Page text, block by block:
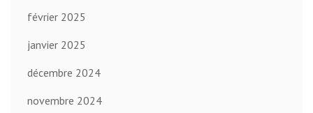
février 2025
janvier 2025
décembre 2024
novembre 2024